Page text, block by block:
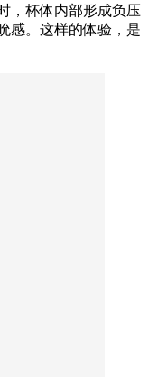
，杯体内部形成负压
感。这样的体验，是